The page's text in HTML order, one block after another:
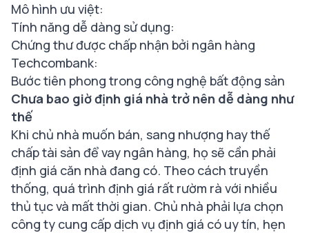
Mô hình ưu việt:
Tính năng dễ dàng sử dụng:
Chứng thư được chấp nhận bởi ngân hàng
Techcombank:
Bước tiên phong trong công nghệ bất động sản
Chưa bao giờ định giá nhà trở nên dễ dàng như
thế
Khi chủ nhà muốn bán, sang nhượng hay thế
chấp tài sản để vay ngân hàng, họ sẽ cần phải
định giá căn nhà đang có. Theo cách truyền
thống, quá trình định giá rất rườm rà với nhiều
thủ tục và mất thời gian. Chủ nhà phải lựa chọn
công ty cung cấp dịch vụ định giá có uy tín, hẹn